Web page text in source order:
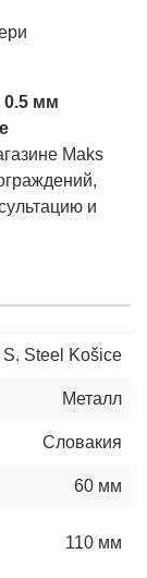
0.5 мм
Maks
и
S. Steel Košice
Металл
Словакия
60 мм
110 мм